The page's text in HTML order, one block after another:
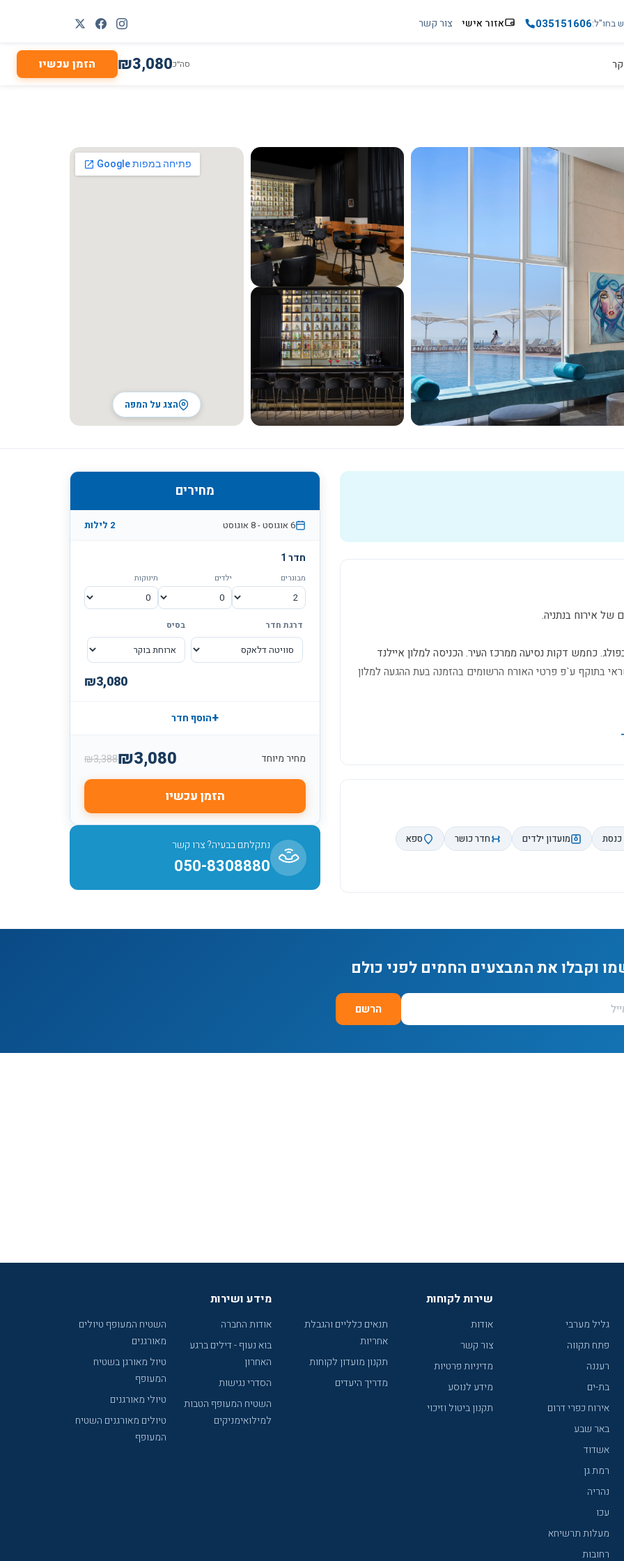
בחו"ל035151606 אזור אישי צור קשר
סה״כ ₪3,080 הזמן עכשיו
הצג על המפה
של אירוח בנתניה.
כחמש דקות נסיעה ממרכז העיר. הכניסה למלון איילנד
חובה הצגת כ. אשראי בתוקף ע`פ פרטי האורח הרשומים בהזמנה בעת ההגעה למלון
כנסת מועדון ילדים חדר כושר ספא
מחירים
6 אוגוסט -8 אוגוסט 2 לילות
חדר 1
מבוגרים ילדים תינוקות
דרגת חדר בסיס
₪3,080
+הוסף חדר
מחיר מיוחד ₪3,080
₪3,388
הזמן עכשיו
נתקלתם בבעיה? צרו קשר
050-8308880
וקבלו את המבצעים החמים לפני כולם
הרשם
גליל מערבי
פתח תקווה
רעננה
בת-ים
אירוח כפרי דרום
באר שבע
אשדוד
רמת גן
נהריה
עכו
מעלות תרשיחא
רחובות
שירות לקוחות
אודות
צור קשר
מדיניות פרטיות
מידע לנוסע
תקנון ביטול וזיכוי
תנאים כלליים והגבלת
אחריות
תקנון מועדון לקוחות
מדריך היעדים
מידע ושירות
אודות החברה
בוא נעוף - דילים ברגע
האחרון
הסדרי נגישות
השטיח המעופף הטבות
למילואימניקים
השטיח המעופף טיולים
מאורגנים
טיול מאורגן בשטיח
המעופף
טיולי מאורגנים
טיולים מאורגנים השטיח
המעופף